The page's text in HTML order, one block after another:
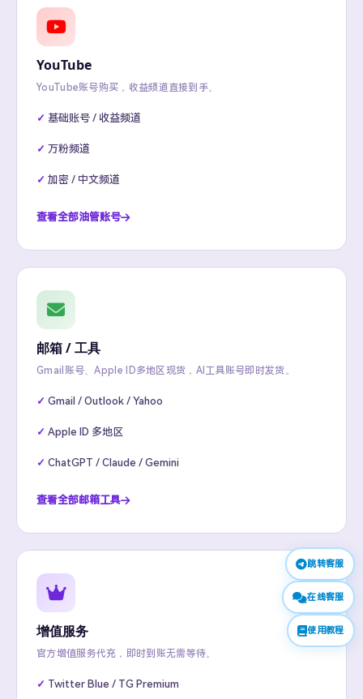
YouTube
YouTube账号购买，收益频道直接到手。
基础账号 / 收益频道
万粉频道
加密 / 中文频道
查看全部油管账号
邮箱 / 工具
Gmail账号、Apple ID多地区现货，AI工具账号即时发货。
Gmail / Outlook / Yahoo
Apple ID 多地区
ChatGPT / Claude / Gemini
查看全部邮箱工具
增值服务
官方增值服务代充，即时到账无需等待。
Twitter Blue / TG Premium
跳转客服
在线客服
使用教程